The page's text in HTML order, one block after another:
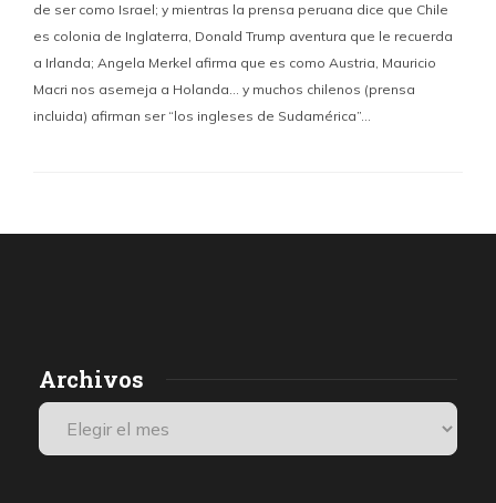
de ser como Israel; y mientras la prensa peruana dice que Chile
es colonia de Inglaterra, Donald Trump aventura que le recuerda
a Irlanda; Angela Merkel afirma que es como Austria, Mauricio
Macri nos asemeja a Holanda… y muchos chilenos (prensa
incluida) afirman ser “los ingleses de Sudamérica”…
Archivos